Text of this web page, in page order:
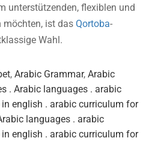
unterstützenden, flexiblen und
möchten, ist das Qortoba-
Wahl.
, Arabic Grammar, Arabic
. Arabic languages . arabic
english . arabic curriculum for
languages . arabic
english . arabic curriculum for